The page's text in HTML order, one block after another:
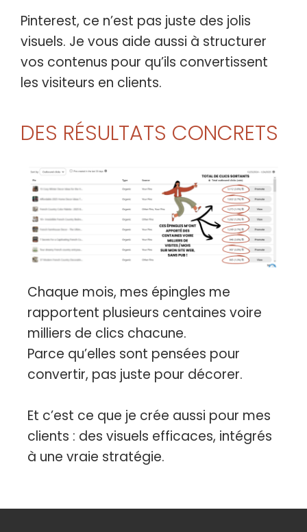
Pinterest, ce n’est pas juste des jolis
visuels. Je vous aide aussi à structurer
vos contenus pour qu’ils convertissent
les visiteurs en clients.
DES RÉSULTATS CONCRETS
Chaque mois, mes épingles me
rapportent plusieurs centaines voire
milliers de clics chacune.
Parce qu’elles sont pensées pour
convertir, pas juste pour décorer.
Et c’est ce que je crée aussi pour mes
clients : des visuels efficaces, intégrés
à une vraie stratégie.